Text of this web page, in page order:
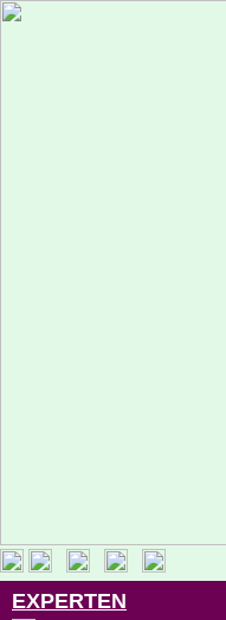
EXPERTEN